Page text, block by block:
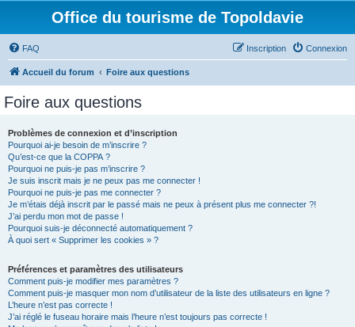
Office du tourisme de Topoldavie
FAQ Connexion
Inscription
Accueil du forum Foire aux questions
Foire aux questions
Problèmes de connexion et d’inscription
Pourquoi ai-je besoin de m’inscrire ?
Qu’est-ce que la COPPA ?
Pourquoi ne puis-je pas m’inscrire ?
Je suis inscrit mais je ne peux pas me connecter !
Pourquoi ne puis-je pas me connecter ?
Je m’étais déjà inscrit par le passé mais ne peux à présent plus me connecter ?!
J’ai perdu mon mot de passe !
Pourquoi suis-je déconnecté automatiquement ?
À quoi sert « Supprimer les cookies » ?
Préférences et paramètres des utilisateurs
Comment puis-je modifier mes paramètres ?
Comment puis-je masquer mon nom d’utilisateur de la liste des utilisateurs en ligne ?
L’heure n’est pas correcte !
J’ai réglé le fuseau horaire mais l’heure n’est toujours pas correcte !